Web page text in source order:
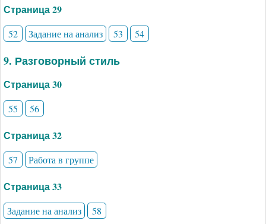
Страница 29
52 Задание на анализ 53 54
9. Разговорный стиль
Страница 30
55 56
Страница 32
57 Работа в группе
Страница 33
Задание на анализ 58